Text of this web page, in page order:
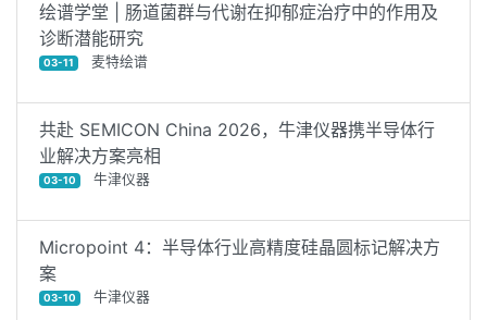
绘谱学堂 | 肠道菌群与代谢在抑郁症治疗中的作用及
诊断潜能研究
03-11 麦特绘谱
共赴 SEMICON China 2026，牛津仪器携半导体行
业解决方案亮相
03-10 牛津仪器
Micropoint 4：半导体行业高精度硅晶圆标记解决方
案
03-10 牛津仪器